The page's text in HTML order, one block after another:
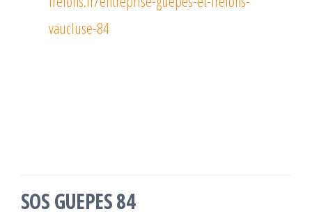
vaucluse-84
SOS GUEPES 84